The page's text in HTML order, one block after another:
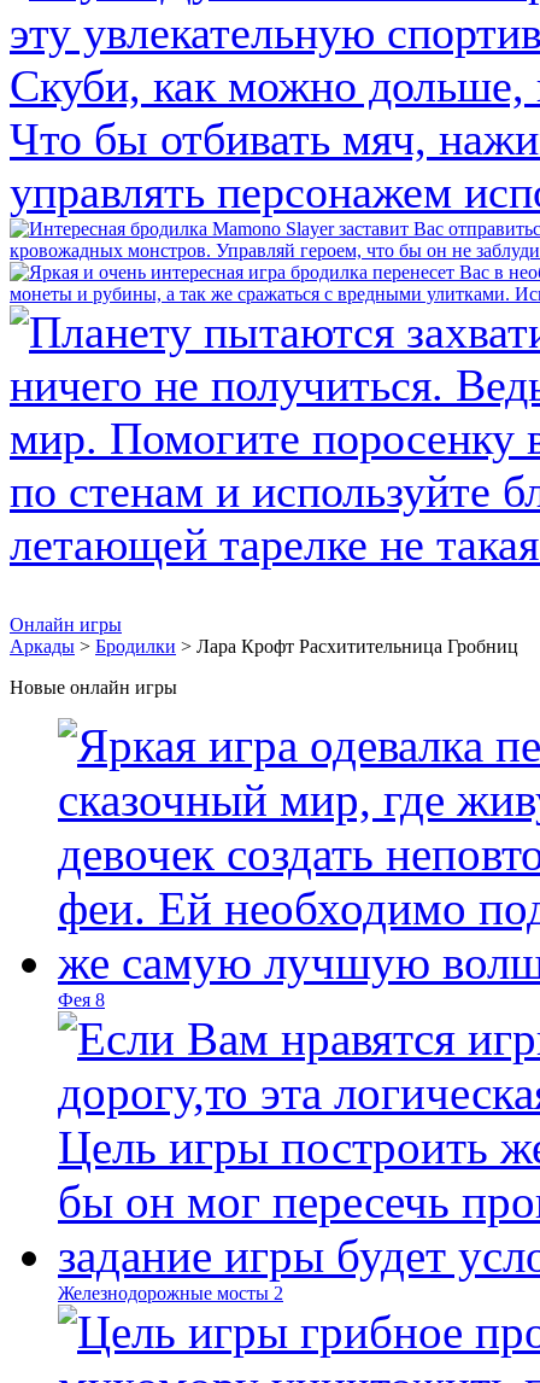
Онлайн игры
Аркады > Бродилки > Лара Крофт Расхитительница Гробниц
Новые онлайн игры
Фея 8
Железнодорожные мосты 2